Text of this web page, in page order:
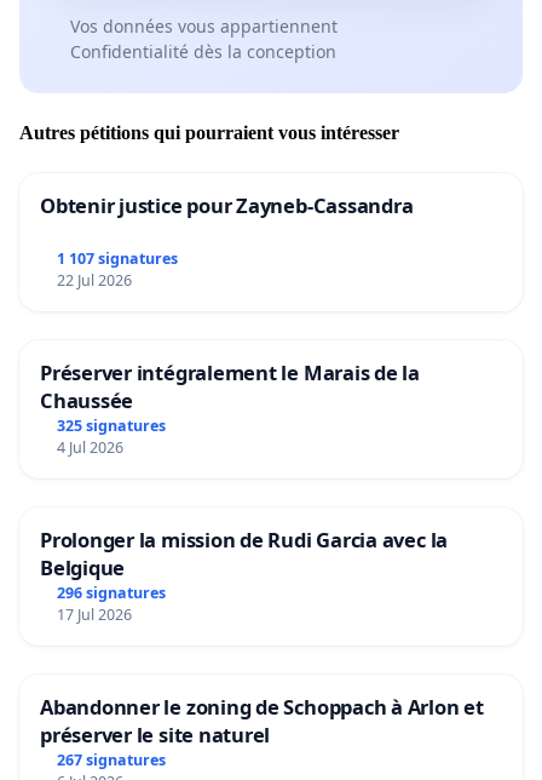
Vos données vous appartiennent
Confidentialité dès la conception
Autres pétitions qui pourraient vous intéresser
Obtenir justice pour Zayneb-Cassandra
1 107 signatures
22 Jul 2026
Préserver intégralement le Marais de la
Chaussée
325 signatures
4 Jul 2026
Prolonger la mission de Rudi Garcia avec la
Belgique
296 signatures
17 Jul 2026
Abandonner le zoning de Schoppach à Arlon et
préserver le site naturel
267 signatures